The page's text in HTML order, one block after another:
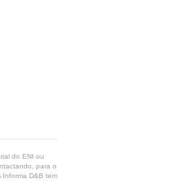
do ENI ou
para o
D&B tem